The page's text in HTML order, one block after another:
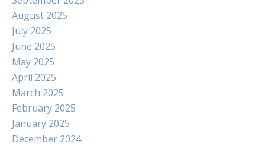
August 2025
July 2025
June 2025
May 2025
April 2025
March 2025
February 2025
January 2025
December 2024